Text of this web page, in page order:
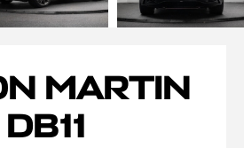
MARTIN
DB11